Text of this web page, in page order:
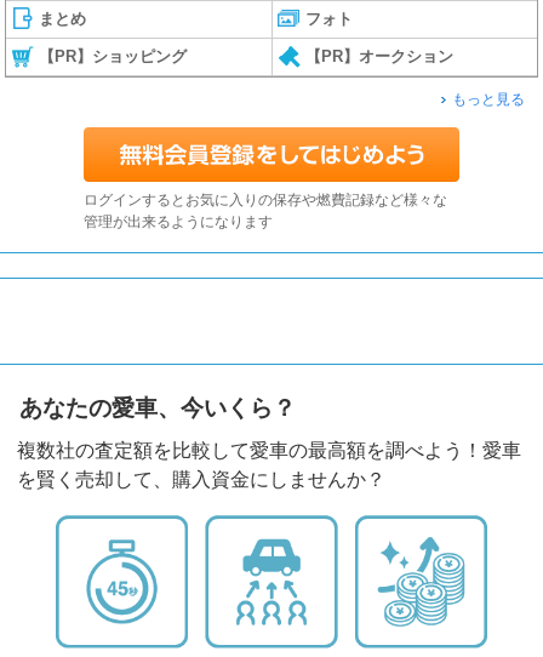
まとめ フォト
【PR】ショッピング 【PR】オークション
もっと見る
ログインするとお気に入りの保存や燃費記録など様々な
管理が出来るようになります
あなたの愛車、今いくら？
複数社の査定額を比較して愛車の最高額を調べよう！愛車
を賢く売却して、購入資金にしませんか？